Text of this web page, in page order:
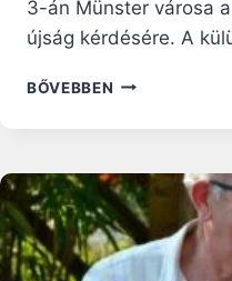
3-án Münster városa
újság kérdésére. A
BŐVEBBEN A
A
MÜNSTERI
A